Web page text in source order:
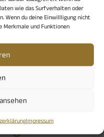
wie das Surfverhalten oder
Wenn du deine Einwillligung nicht
Merkmale und Funktionen
Impressum
Massion: